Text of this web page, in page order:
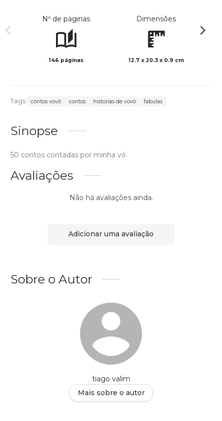
Nº de páginas
146 páginas
Dimensões
12.7 x 20.3 x 0.9 cm
Tags: contos vovó contos historias de vovó fabulas
Sinopse
50 contos contadas por minha vó
Avaliações
Não há avaliações ainda.
Adicionar uma avaliação
Sobre o Autor
tiago valim
Mais sobre o autor